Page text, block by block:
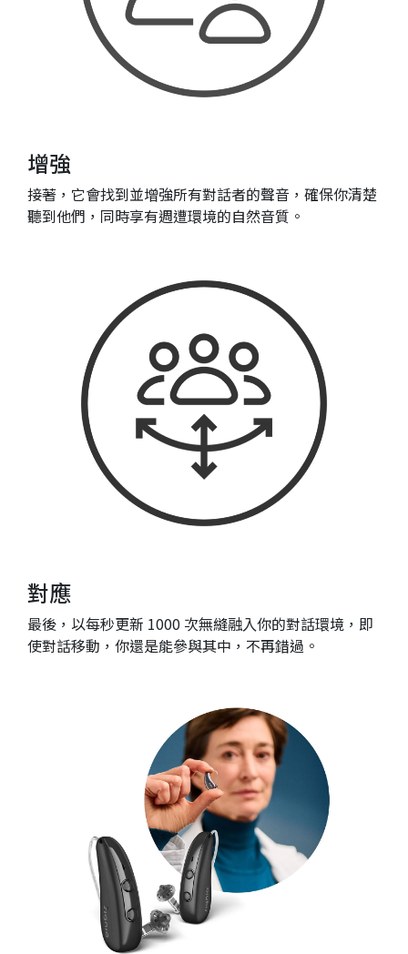
增強
接著，它會找到並增強所有對話者的聲音，確保你清楚
聽到他們，同時享有週遭環境的自然音質。
對應
最後，以每秒更新 1000 次無縫融⼊你的對話環境，即
使對話移動，你還是能參與其中，不再錯過。